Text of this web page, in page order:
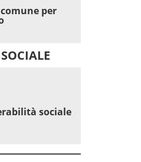
per
sociale